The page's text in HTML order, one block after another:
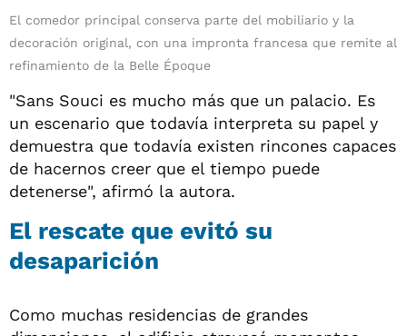
El comedor principal conserva parte del mobiliario y la
decoración original, con una impronta francesa que remite al
refinamiento de la Belle Époque
"Sans Souci es mucho más que un palacio. Es
un escenario que todavía interpreta su papel y
demuestra que todavía existen rincones capaces
de hacernos creer que el tiempo puede
detenerse", afirmó la autora.
El rescate que evitó su
desaparición
Como muchas residencias de grandes